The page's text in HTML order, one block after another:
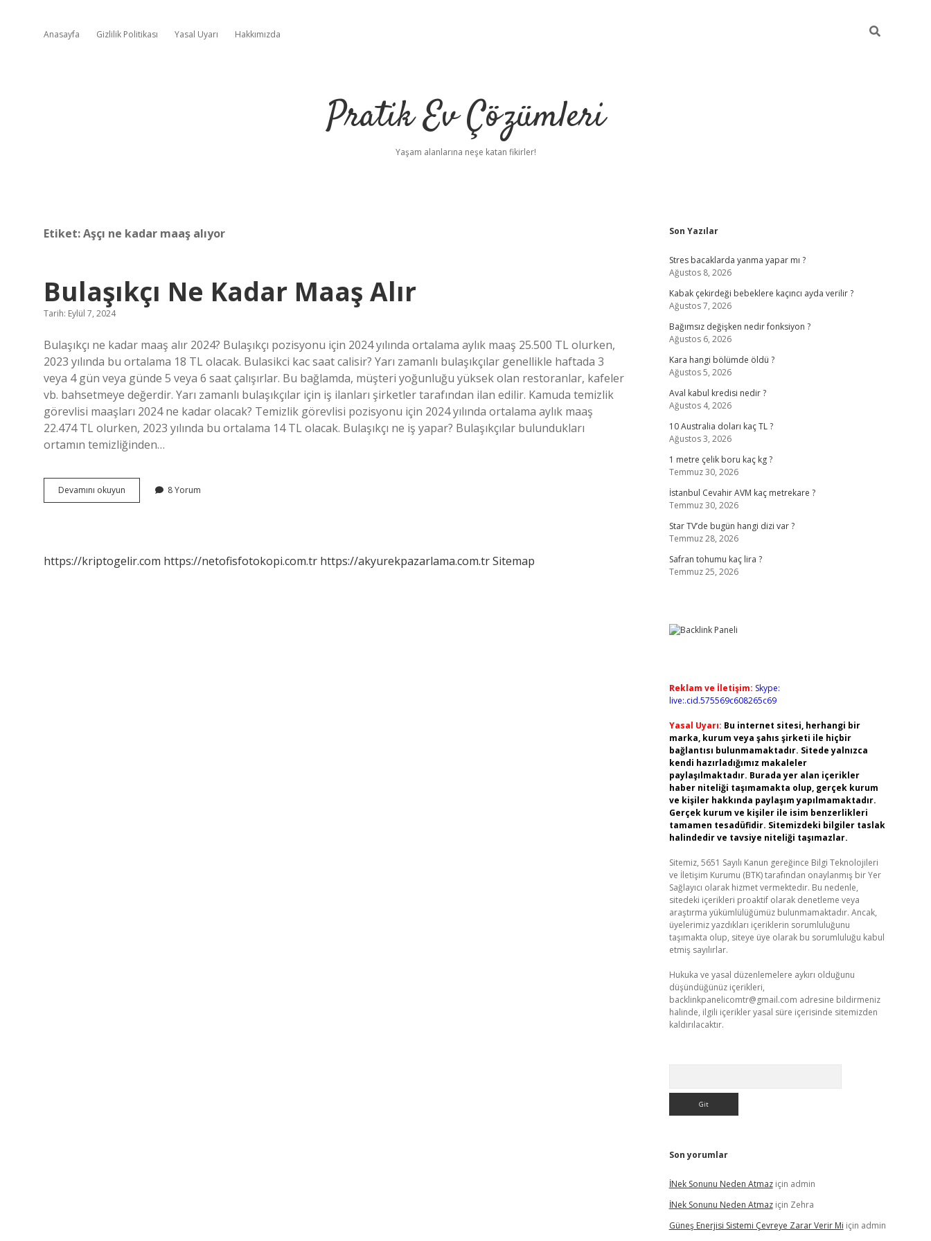
Anasayfa Gizlilik Politikası Yasal Uyarı Hakkımızda
Pratik Ev Çözümleri
Yaşam alanlarına neşe katan fikirler!
Etiket:Aşçı ne kadar maaş alıyor
Bulaşıkçı Ne Kadar Maaş Alır
Tarih: Eylül 7, 2024
Bulaşıkçı ne kadar maaş alır 2024? Bulaşıkçı pozisyonu için 2024 yılında ortalama aylık maaş 25.500 TL olurken,
2023 yılında bu ortalama 18 TL olacak. Bulasikci kac saat calisir? Yarı zamanlı bulaşıkçılar genellikle haftada 3
veya 4 gün veya günde 5 veya 6 saat çalışırlar. Bu bağlamda, müşteri yoğunluğu yüksek olan restoranlar, kafeler
vb. bahsetmeye değerdir. Yarı zamanlı bulaşıkçılar için iş ilanları şirketler tarafından ilan edilir. Kamuda temizlik
görevlisi maaşları 2024 ne kadar olacak? Temizlik görevlisi pozisyonu için 2024 yılında ortalama aylık maaş
22.474 TL olurken, 2023 yılında bu ortalama 14 TL olacak. Bulaşıkçı ne iş yapar? Bulaşıkçılar bulundukları
ortamın temizliğinden…
Devamını okuyun Bulaşıkçı
Ne
8 Yorum
https://kriptogelir.com https://netofisfotokopi.com.tr https://akyurekpazarlama.com.trSitemap
Sidebar
Son Yazılar
Stres bacaklarda yanma yapar mı ?
Ağustos 8, 2026
Kabak çekirdeği bebeklere kaçıncı ayda verilir ?
Ağustos 7, 2026
Bağımsız değişken nedir fonksiyon ?
Ağustos 6, 2026
Kara hangi bölümde öldü ?
Ağustos 5, 2026
Aval kabul kredisi nedir ?
Ağustos 4, 2026
10 Australia doları kaç TL ?
Ağustos 3, 2026
1 metre çelik boru kaç kg ?
Temmuz 30, 2026
İstanbul Cevahir AVM kaç metrekare ?
Temmuz 30, 2026
Star TV’de bugün hangi dizi var ?
Temmuz 28, 2026
Safran tohumu kaç lira ?
Temmuz 25, 2026
Reklam ve İletişim: Skype:
live:.cid.575569c608265c69
Yasal Uyarı: Bu internet sitesi, herhangi bir
marka, kurum veya şahıs şirketi ile hiçbir
bağlantısı bulunmamaktadır. Sitede yalnızca
kendi hazırladığımız makaleler
paylaşılmaktadır. Burada yer alan içerikler
haber niteliği taşımamakta olup, gerçek kurum
ve kişiler hakkında paylaşım yapılmamaktadır.
Gerçek kurum ve kişiler ile isim benzerlikleri
tamamen tesadüfidir. Sitemizdeki bilgiler taslak
halindedir ve tavsiye niteliği taşımazlar.
Sitemiz, 5651 Sayılı Kanun gereğince Bilgi Teknolojileri
ve İletişim Kurumu (BTK) tarafından onaylanmış bir Yer
Sağlayıcı olarak hizmet vermektedir. Bu nedenle,
sitedeki içerikleri proaktif olarak denetleme veya
araştırma yükümlülüğümüz bulunmamaktadır. Ancak,
üyelerimiz yazdıkları içeriklerin sorumluluğunu
taşımakta olup, siteye üye olarak bu sorumluluğu kabul
etmiş sayılırlar.
Hukuka ve yasal düzenlemelere aykırı olduğunu
düşündüğünüz içerikleri,
backlinkpanelicomtr@gmail.com adresine bildirmeniz
halinde, ilgili içerikler yasal süre içerisinde sitemizden
kaldırılacaktır.
Son yorumlar
İNek Sonunu Neden Atmaziçin admin
İNek Sonunu Neden Atmaziçin Zehra
Güneş Enerjisi Sistemi Çevreye Zarar Verir Mi için admin